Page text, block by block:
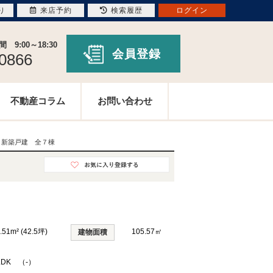
9:00～18:30
会員登録
不動産コラム お問い合わせ
築戸建 全７棟
(42.5坪) 建物面積 105.57㎡
（-）
来店予約 検索履歴 ログイン